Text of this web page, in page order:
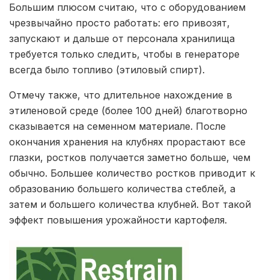
Большим плюсом считаю, что с оборудованием
чрезвычайно просто работать: его привозят,
запускают и дальше от персонала хранилища
требуется только следить, чтобы в генераторе
всегда было топливо (этиловый спирт).
Отмечу также, что длительное нахождение в
этиленовой среде (более 100 дней) благотворно
сказывается на семенном материале. После
окончания хранения на клубнях прорастают все
глазки, ростков получается заметно больше, чем
обычно. Большее количество ростков приводит к
образованию большего количества стеблей, а
затем и большего количества клубней. Вот такой
эффект повышения урожайности картофеля.